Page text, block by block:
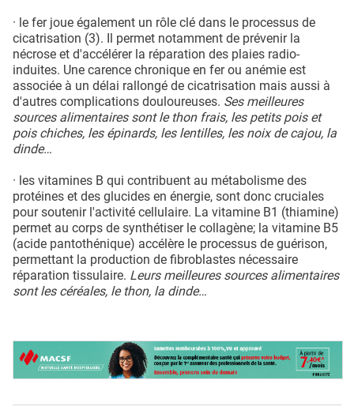
· le fer joue également un rôle clé dans le processus de
cicatrisation (3). Il permet notamment de prévenir la
nécrose et d'accélérer la réparation des plaies radio-
induites. Une carence chronique en fer ou anémie est
associée à un délai rallongé de cicatrisation mais aussi à
d'autres complications douloureuses. Ses meilleures
sources alimentaires sont le thon frais, les petits pois et
pois chiches, les épinards, les lentilles, les noix de cajou, la
dinde…
· les vitamines B qui contribuent au métabolisme des
protéines et des glucides en énergie, sont donc cruciales
pour soutenir l'activité cellulaire. La vitamine B1 (thiamine)
permet au corps de synthétiser le collagène; la vitamine B5
(acide pantothénique) accélère le processus de guérison,
permettant la production de fibroblastes nécessaire
réparation tissulaire. Leurs meilleures sources alimentaires
sont les céréales, le thon, la dinde…